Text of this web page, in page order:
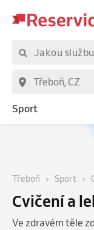
Sport
Třeboň Sport
Cvičení a
Ve zdravém těle